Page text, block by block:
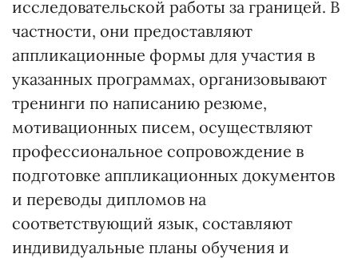
исследовательской работы за границей. В
частности, они предоставляют
аппликационные формы для участия в
указанных программах, организовывают
тренинги по написанию резюме,
мотивационных писем, осуществляют
профессиональное сопровождение в
подготовке аппликационных документов
и переводы дипломов на
соответствующий язык, составляют
индивидуальные планы обучения и